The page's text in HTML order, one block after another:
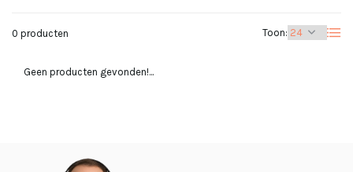
0 producten Toon:
Geen producten gevonden!...